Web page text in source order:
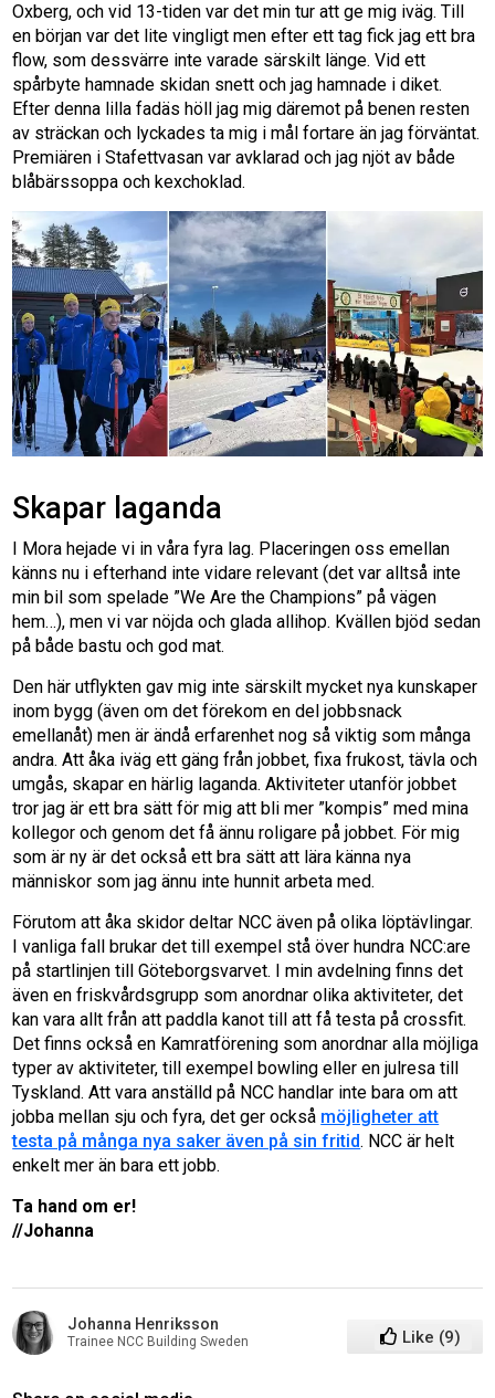
Oxberg, och vid 13-tiden var det min tur att ge mig iväg. Till
en början var det lite vingligt men efter ett tag fick jag ett bra
flow, som dessvärre inte varade särskilt länge. Vid ett
spårbyte hamnade skidan snett och jag hamnade i diket.
Efter denna lilla fadäs höll jag mig däremot på benen resten
av sträckan och lyckades ta mig i mål fortare än jag förväntat.
Premiären i Stafettvasan var avklarad och jag njöt av både
blåbärssoppa och kexchoklad.
Skapar laganda
I Mora hejade vi in våra fyra lag. Placeringen oss emellan
känns nu i efterhand inte vidare relevant (det var alltså inte
min bil som spelade ”We Are the Champions” på vägen
hem…), men vi var nöjda och glada allihop. Kvällen bjöd sedan
på både bastu och god mat.
Den här utflykten gav mig inte särskilt mycket nya kunskaper
inom bygg (även om det förekom en del jobbsnack
emellanåt) men är ändå erfarenhet nog så viktig som många
andra. Att åka iväg ett gäng från jobbet, fixa frukost, tävla och
umgås, skapar en härlig laganda. Aktiviteter utanför jobbet
tror jag är ett bra sätt för mig att bli mer ”kompis” med mina
kollegor och genom det få ännu roligare på jobbet. För mig
som är ny är det också ett bra sätt att lära känna nya
människor som jag ännu inte hunnit arbeta med.
Förutom att åka skidor deltar NCC även på olika löptävlingar.
I vanliga fall brukar det till exempel stå över hundra NCC:are
på startlinjen till Göteborgsvarvet. I min avdelning finns det
även en friskvårdsgrupp som anordnar olika aktiviteter, det
kan vara allt från att paddla kanot till att få testa på crossfit.
Det finns också en Kamratförening som anordnar alla möjliga
typer av aktiviteter, till exempel bowling eller en julresa till
Tyskland. Att vara anställd på NCC handlar inte bara om att
jobba mellan sju och fyra, det ger också möjligheter att
testa på många nya saker även på sin fritid. NCC är helt
enkelt mer än bara ett jobb.
Ta hand om er!
//Johanna
Johanna Henriksson
Trainee NCC Building Sweden Like (9)